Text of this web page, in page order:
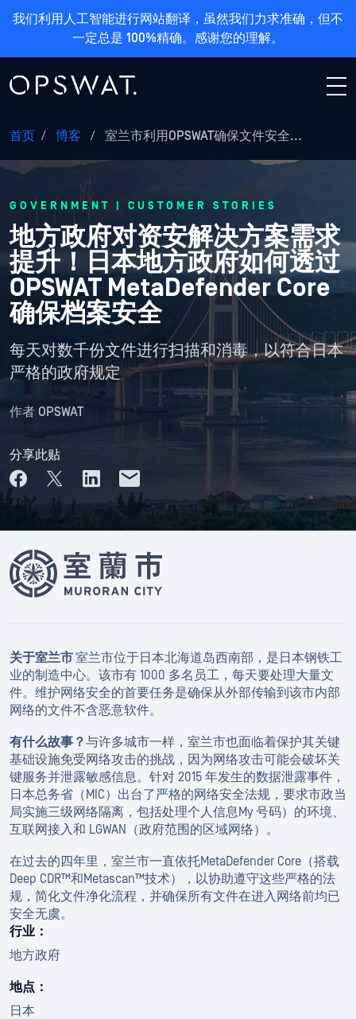
我们利用人工智能进行网站翻译，虽然我们力求准确，但不
一定总是 100%精确。感谢您的理解。
首页 / 博客 / 室兰市利用OPSWAT确保文件安全...
GOVERNMENT | CUSTOMER STORIES
地方政府对资安解决方案需求
提升！日本地方政府如何透过
OPSWAT MetaDefender Core
确保档案安全
每天对数千份文件进行扫描和消毒，以符合日本
严格的政府规定
作者 OPSWAT
分享此贴
关于室兰市室兰市位于日本北海道岛西南部，是日本钢铁工
业的制造中心。该市有 1000 多名员工，每天要处理大量文
件。维护网络安全的首要任务是确保从外部传输到该市内部
网络的文件不含恶意软件。
有什么故事？与许多城市一样，室兰市也面临着保护其关键
基础设施免受网络攻击的挑战，因为网络攻击可能会破坏关
键服务并泄露敏感信息。针对 2015 年发生的数据泄露事件，
日本总务省（MIC）出台了严格的网络安全法规，要求市政当
局实施三级网络隔离，包括处理个人信息My 号码）的环境、
互联网接入和 LGWAN（政府范围的区域网络）。
在过去的四年里，室兰市一直依托MetaDefender Core（搭载
Deep CDR™和Metascan™技术），以协助遵守这些严格的法
规，简化文件净化流程，并确保所有文件在进入网络前均已
安全无虞。
行业：
地方政府
地点：
日本